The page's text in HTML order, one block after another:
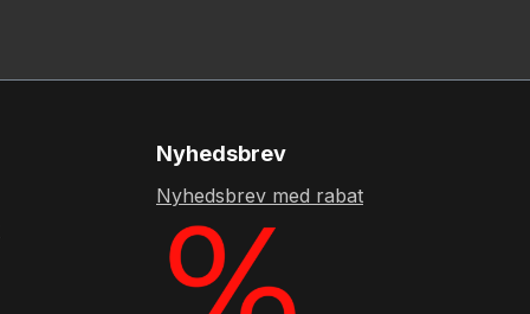
Nyhedsbrev
Nyhedsbrev med rabat